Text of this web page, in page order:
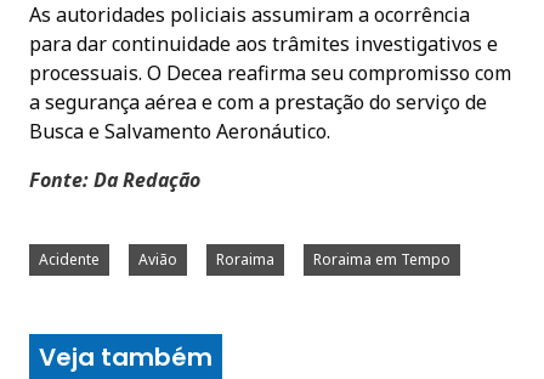
As autoridades policiais assumiram a ocorrência
para dar continuidade aos trâmites investigativos e
processuais. O Decea reafirma seu compromisso com
a segurança aérea e com a prestação do serviço de
Busca e Salvamento Aeronáutico.
Fonte: Da Redação
Acidente Avião Roraima Roraima em Tempo
Veja também